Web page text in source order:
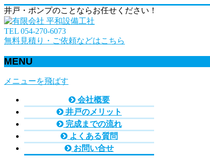
井戸・ポンプのことならお任せください！
TEL 054-270-6073
無料見積り・ご依頼などはこちら
MENU
メニューを飛ばす
会社概要
井戸のメリット
完成までの流れ
よくある質問
お問い合せ